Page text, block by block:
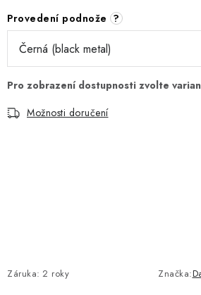
Provedení podnože ?
Možnosti doručení
Záruka: 2 roky Značka: